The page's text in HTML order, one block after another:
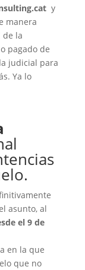
y
manera
de la
pagado de
judicial para
Ya lo
.
asunto, al
el 9 de
en la que
que no